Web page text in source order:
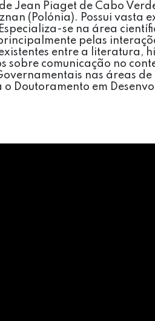
Jean Piaget de Cabo
(Polónia). Possui vasta
se na área
pelas
entre a literatura,
sobre comunicação no
nas áreas
Doutoramento em